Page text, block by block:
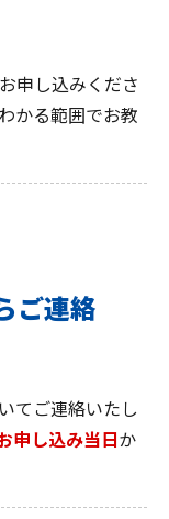
申し込みくださ
かる範囲でお教
ご連絡
てご連絡いたし
申し込み当日か